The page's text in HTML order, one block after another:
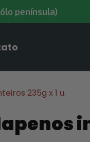
península)
235g x 1 u.